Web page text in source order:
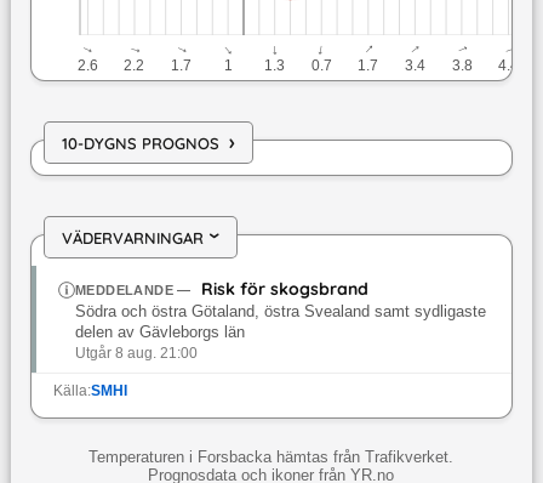
↓
2.6
↓
2.2
↓
1.7
↓
1
↓
1.3
↓
0.7
↓
1.7
↓
3.4
↓
3.8
↓
4.4
10-DYGNS PROGNOS ›
VÄDERVARNINGAR›
MEDDELANDE— Risk för skogsbrand
Södra och östra Götaland, östra Svealand samt sydligaste
delen av Gävleborgs län
Utgår 8 aug. 21:00
Källa:SMHI
Temperaturen i Forsbacka hämtas från Trafikverket.
Prognosdata och ikoner från YR.no